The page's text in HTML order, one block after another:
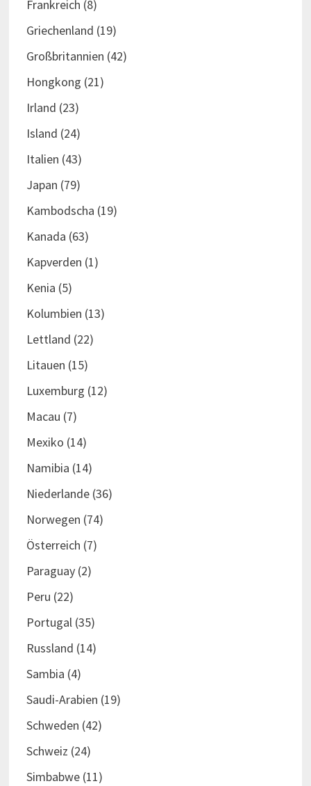
Frankreich (8)
Griechenland (19)
Großbritannien (42)
Hongkong (21)
Irland (23)
Island (24)
Italien (43)
Japan (79)
Kambodscha (19)
Kanada (63)
Kapverden (1)
Kenia (5)
Kolumbien (13)
Lettland (22)
Litauen (15)
Luxemburg (12)
Macau (7)
Mexiko (14)
Namibia (14)
Niederlande(36)
Norwegen (74)
Österreich (7)
Paraguay(2)
Peru (22)
Portugal(35)
Russland (14)
Sambia (4)
Saudi-Arabien (19)
Schweden (42)
Schweiz (24)
Simbabwe(11)